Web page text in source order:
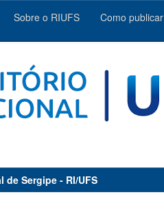
Sobre o RIUFS Como publicar
Sergipe - RI/UFS